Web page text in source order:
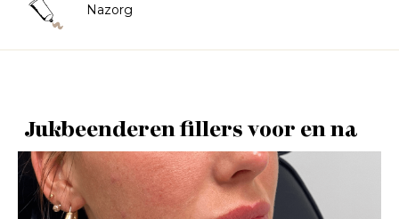
Nazorg
Jukbeenderen fillers voor en na